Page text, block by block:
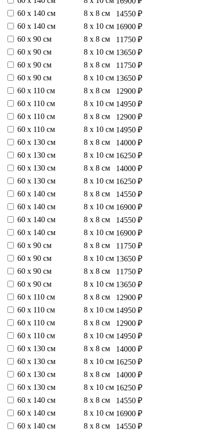
60 х 140 см
8 х 8 см
14550 ₽
60 х 140 см
8 х 10 см 16900 ₽
60 х 90 см
8 х 8 см
11750 ₽
60 х 90 см
8 х 10 см 13650 ₽
60 х 90 см
8 х 8 см
11750 ₽
60 х 90 см
8 х 10 см 13650 ₽
60 х 110 см
8 х 8 см
12900 ₽
60 х 110 см
8 х 10 см 14950 ₽
60 х 110 см
8 х 8 см
12900 ₽
60 х 110 см
8 х 10 см 14950 ₽
60 х 130 см
8 х 8 см
14000 ₽
60 х 130 см
8 х 10 см 16250 ₽
60 х 130 см
8 х 8 см
14000 ₽
60 х 130 см
8 х 10 см 16250 ₽
60 х 140 см
8 х 8 см
14550 ₽
60 х 140 см
8 х 10 см 16900 ₽
60 х 140 см
8 х 8 см
14550 ₽
60 х 140 см
8 х 10 см 16900 ₽
60 х 90 см
8 х 8 см
11750 ₽
60 х 90 см
8 х 10 см 13650 ₽
60 х 90 см
8 х 8 см
11750 ₽
60 х 90 см
8 х 10 см 13650 ₽
60 х 110 см
8 х 8 см
12900 ₽
60 х 110 см
8 х 10 см 14950 ₽
60 х 110 см
8 х 8 см
12900 ₽
60 х 110 см
8 х 10 см 14950 ₽
60 х 130 см
8 х 8 см
14000 ₽
60 х 130 см
8 х 10 см 16250 ₽
60 х 130 см
8 х 8 см
14000 ₽
60 х 130 см
8 х 10 см 16250 ₽
60 х 140 см
8 х 8 см
14550 ₽
60 х 140 см
8 х 10 см 16900 ₽
60 х 140 см
8 х 8 см
14550 ₽